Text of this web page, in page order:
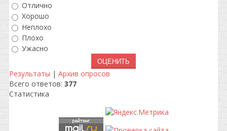
Отлично
Хорошо
Неплохо
Плохо
Ужасно
Результаты | Архив опросов
Всего ответов: 377
Статистика